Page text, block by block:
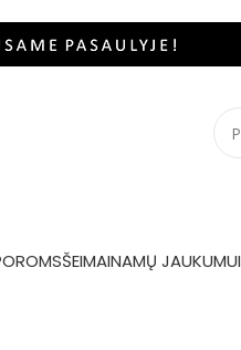
ŠEIMAINAMŲ JAUKUMUI